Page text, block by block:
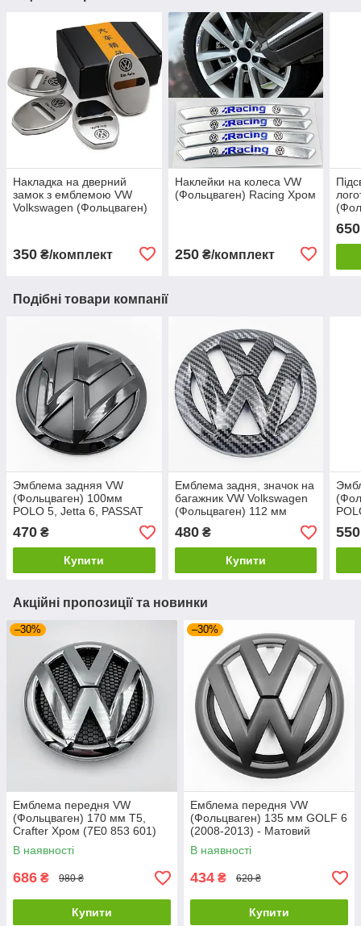
Накладка на дверний
замок з емблемою VW
Volkswagen (Фольцваген)
350 ₴/комплект
Наклейки на колеса VW
(Фольцваген) Racing Хром
250₴/комплект
650
Подібні товари компанії
Эмблема задняя VW
(Фольцваген) 100мм
POLO 5, Jetta 6, PASSAT
B7 / B8 - Чорний глянець
(5C6853630)
470 ₴
Купити
Емблема задня, значок на
багажник VW Volkswagen
(Фольцваген) 112 мм
GOLF 6, PASSAT B7 / CC,
POLO Чорний Карбон
480₴
Купити
B7 /
550
Акційні пропозиції та новинки
–30%
Емблема передня VW
(Фольцваген) 170 мм T5,
Crafter Хром (7E0 853 601)
В наявності
686 ₴ 980 ₴
Купити
–30%
Емблема передня VW
(Фольцваген) 135 мм GOLF 6
(2008-2013) - Матовий
Чорний (5K0853601)
В наявності
434 ₴ 620 ₴
Купити